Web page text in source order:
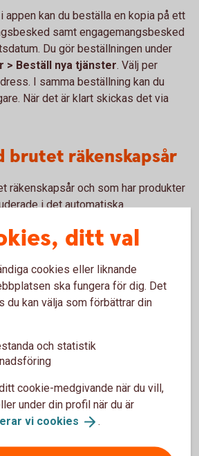
appen kan du beställa en kopia på ett
samt engagemangsbesked
Du gör beställningen under
Beställ nya tjänster. Välj per
I samma beställning kan du
När det är klart skickas det via
brutet räkenskapsår
räkenskapsår och som har produkter
i det automatiska
via internetbanken. Detta måste
per bokslutsdatum som till
autoplan och värdepapper.
revisor enklast del
behörighet att både beställa och
i internetbanken. Om du
engagemangsbesked kan du i
detta skickas direkt till revisorn.
ditt val
cookies eller liknande
ska fungera för dig. Det
du kan välja som förbättrar din
och statistik
cookie-medgivande när du vill,
under din profil när du är
vi cookies .